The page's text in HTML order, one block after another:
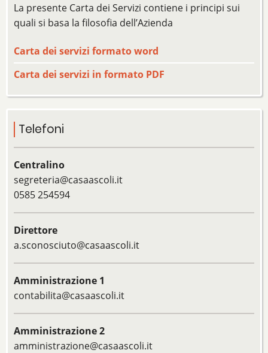
La presente Carta dei Servizi contiene i principi sui
quali si basa la filosofia dell’Azienda
Carta dei servizi formato word
Carta dei servizi in formato PDF
Telefoni
Centralino
segreteria@casaascoli.it
0585 254594
Direttore
a.sconosciuto@casaascoli.it
Amministrazione 1
contabilita@casaascoli.it
Amministrazione 2
amministrazione@casaascoli.it